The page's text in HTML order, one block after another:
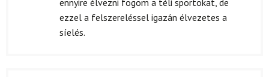
ezzel a felszereléssel igazán élvezetes a
síelés.